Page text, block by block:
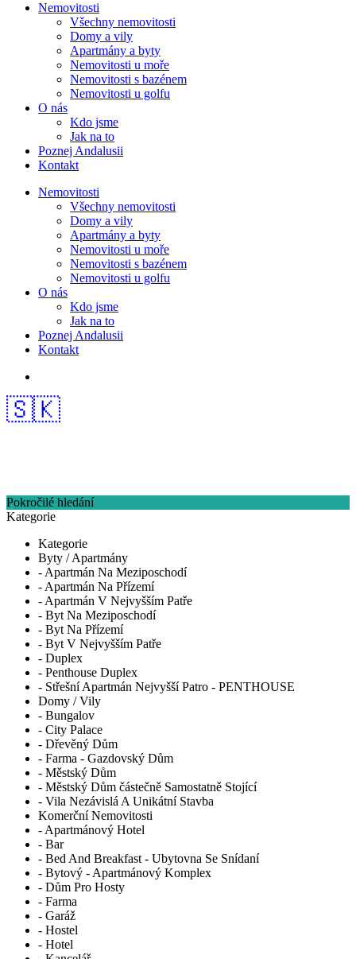
Nemovitosti
Všechny nemovitosti
Domy a vily
Apartmány a byty
Nemovitosti u moře
Nemovitosti s bazénem
Nemovitosti u golfu
O nás
Kdo jsme
Jak na to
Poznej Andalusii
Kontakt
Nemovitosti
Všechny nemovitosti
Domy a vily
Apartmány a byty
Nemovitosti u moře
Nemovitosti s bazénem
Nemovitosti u golfu
O nás
Kdo jsme
Jak na to
Poznej Andalusii
Kontakt
🇸🇰
Pokročilé hledání
Kategorie
Kategorie
Byty / Apartmány
- Apartmán Na Meziposchodí
- Apartmán Na Přízemí
- Apartmán V Nejvyšším Patře
- Byt Na Meziposchodí
- Byt Na Přízemí
- Byt V Nejvyšším Patře
- Duplex
- Penthouse Duplex
- Střešní Apartmán Nejvyšší Patro - PENTHOUSE
Domy / Vily
- Bungalov
- City Palace
- Dřevěný Dům
- Farma - Gazdovský Dům
- Městský Dům
- Městský Dům částečně Samostatně Stojící
- Vila Nezávislá A Unikátní Stavba
Komerční Nemovitosti
- Apartmánový Hotel
- Bar
- Bed And Breakfast - Ubytovna Se Snídaní
- Bytový - Apartmánový Komplex
- Dům Pro Hosty
- Farma
- Garáž
- Hostel
- Hotel